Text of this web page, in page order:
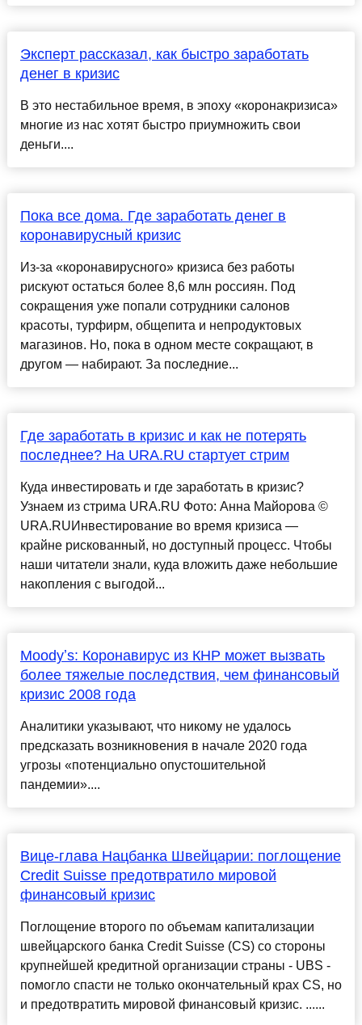
Эксперт рассказал, как быстро заработать
денег в кризис
В это нестабильное время, в эпоху «коронакризиса»
многие из нас хотят быстро приумножить свои
деньги....
Пока все дома. Где заработать денег в
коронавирусный кризис
Из-за «коронавирусного» кризиса без работы
рискуют остаться более 8,6 млн россиян. Под
сокращения уже попали сотрудники салонов
красоты, турфирм, общепита и непродуктовых
магазинов. Но, пока в одном месте сокращают, в
другом — набирают. За последние...
Где заработать в кризис и как не потерять
последнее? На URA.RU стартует стрим
Куда инвестировать и где заработать в кризис?
Узнаем из стрима URA.RU Фото: Анна Майорова ©
URA.RUИнвестирование во время кризиса —
крайне рискованный, но доступный процесс. Чтобы
наши читатели знали, куда вложить даже небольшие
накопления с выгодой...
Moodyʼs: Коронавирус из КНР может вызвать
более тяжелые последствия, чем финансовый
кризис 2008 года
Аналитики указывают, что никому не удалось
предсказать возникновения в начале 2020 года
угрозы «потенциально опустошительной
пандемии»....
Вице-глава Нацбанка Швейцарии: поглощение
Credit Suisse предотвратило мировой
финансовый кризис
Поглощение второго по объемам капитализации
швейцарского банка Credit Suisse (CS) со стороны
крупнейшей кредитной организации страны - UBS -
помогло спасти не только окончательный крах CS, но
и предотвратить мировой финансовый кризис. ......